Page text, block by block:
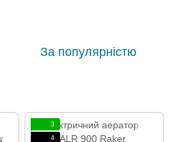
За популярністю
3
4